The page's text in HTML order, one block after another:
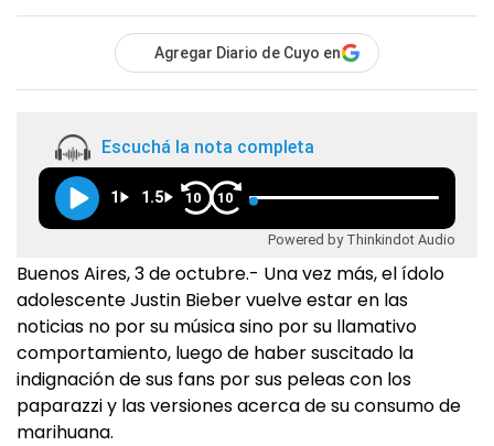
Agregar Diario de Cuyo en
Escuchá la nota completa
1 1.5 10 10
Powered by Thinkindot Audio
Buenos Aires, 3 de octubre.- Una vez más, el ídolo
adolescente Justin Bieber vuelve estar en las
noticias no por su música sino por su llamativo
comportamiento, luego de haber suscitado la
indignación de sus fans por sus peleas con los
paparazzi y las versiones acerca de su consumo de
marihuana.